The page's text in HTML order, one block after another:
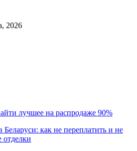
2026
лучшее на распродаже 90%
как не переплатить и не
отделки